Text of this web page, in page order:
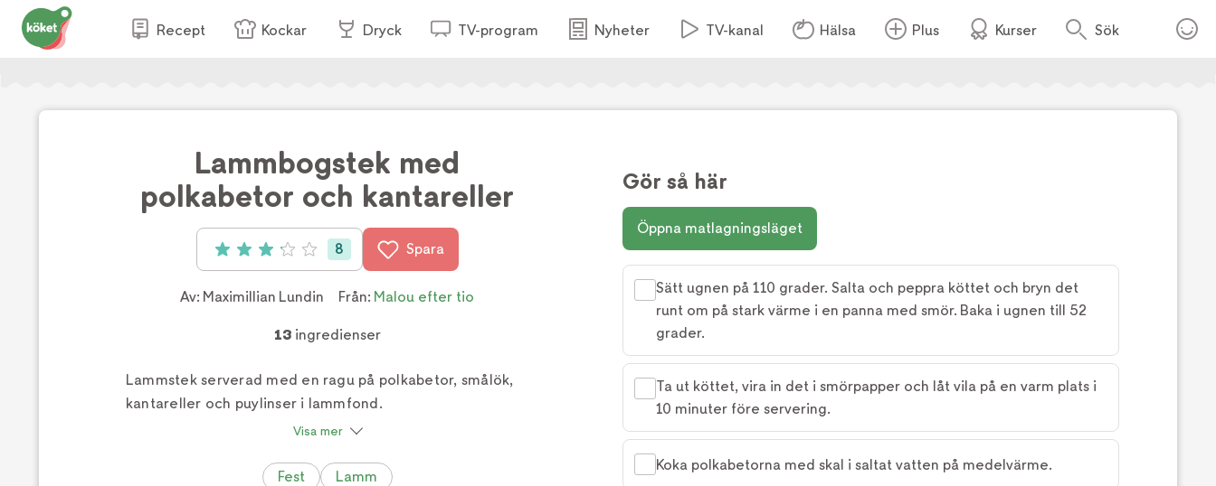
Recept Kockar Dryck TV-program Nyheter TV-kanal Hälsa Plus Kurser Sök
Foto:Jakob Fridholm
Lammbogstek med
polkabetor och kantareller
Betyg: 3.13 av 5 (8 röster)
8 Spara
Av: Maximillian Lundin Från: Malou efter tio
13ingredienser
Lammstek serverad med en ragu på polkabetor, smålök,
kantareller och puylinser i lammfond.
Visa mer
Fest Lamm
Gör så här
Öppna matlagningsläget
Sätt ugnen på 110 grader. Salta och peppra köttet och bryn det
runt om på stark värme i en panna med smör. Baka i ugnen till 52
grader.
Ta ut köttet, vira in det i smörpapper och låt vila på en varm plats i
10 minuter före servering.
Koka polkabetorna med skal i saltat vatten på medelvärme.